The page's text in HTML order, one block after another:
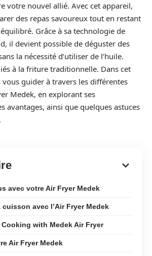
votre nouvel allié. Avec cet appareil,
des repas savoureux tout en restant
Grâce à sa technologie de
il devient possible de déguster des
la nécessité d’utiliser de l’huile.
à la friture traditionnelle. Dans cet
guider à travers les différentes
Medek, en explorant ses
avantages, ainsi que quelques astuces
avec votre Air Fryer Medek
avec l’Air Fryer Medek
with Medek Air Fryer
Air Fryer Medek